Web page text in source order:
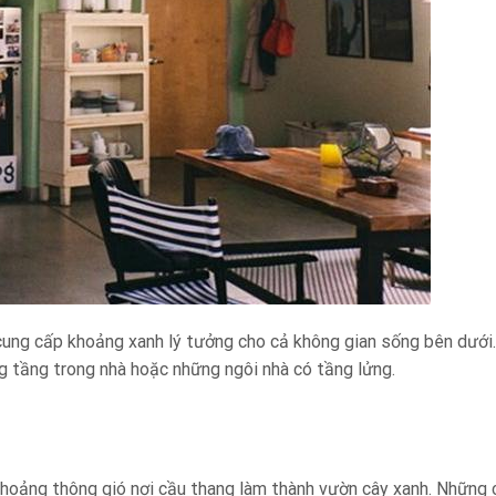
cấp khoảng xanh lý tưởng cho cả không gian sống bên
trong nhà hoặc những ngôi nhà có tầng lửng.
thông gió nơi cầu thang làm thành vườn cây xanh. Những